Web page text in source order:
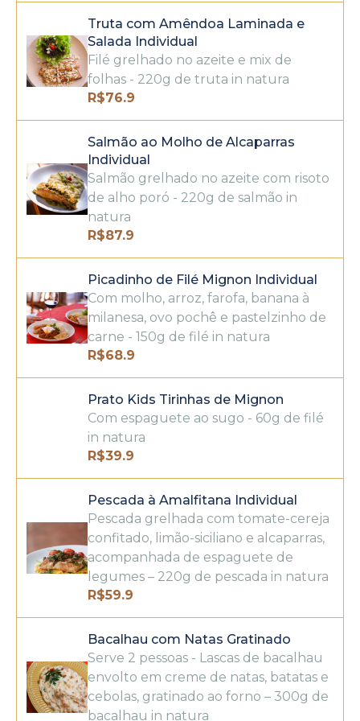
Truta com Amêndoa Laminada e
Salada Individual
Filé grelhado no azeite e mix de
folhas - 220g de truta in natura
R$76.9
Salmão ao Molho de Alcaparras
Individual
Salmão grelhado no azeite com risoto
de alho poró - 220g de salmão in
natura
R$87.9
Picadinho de Filé Mignon Individual
Com molho, arroz, farofa, banana à
milanesa, ovo pochê e pastelzinho de
carne - 150g de filé in natura
R$68.9
Prato Kids Tirinhas de Mignon
Com espaguete ao sugo - 60g de filé
in natura
R$39.9
Pescada à Amalfitana Individual
Pescada grelhada com tomate-cereja
confitado, limão-siciliano e alcaparras,
acompanhada de espaguete de
legumes – 220g de pescada in natura
R$59.9
Bacalhau com Natas Gratinado
Serve 2 pessoas - Lascas de bacalhau
envolto em creme de natas, batatas e
cebolas, gratinado ao forno – 300g de
bacalhau in natura